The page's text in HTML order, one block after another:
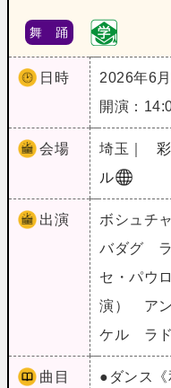
舞 踊
日時
2026年6
開演：
会場 埼玉｜
ル
出演
ボシュチ
バダグ
セ・パウ
演） アン
ケル ラド
曲目
●ダンス